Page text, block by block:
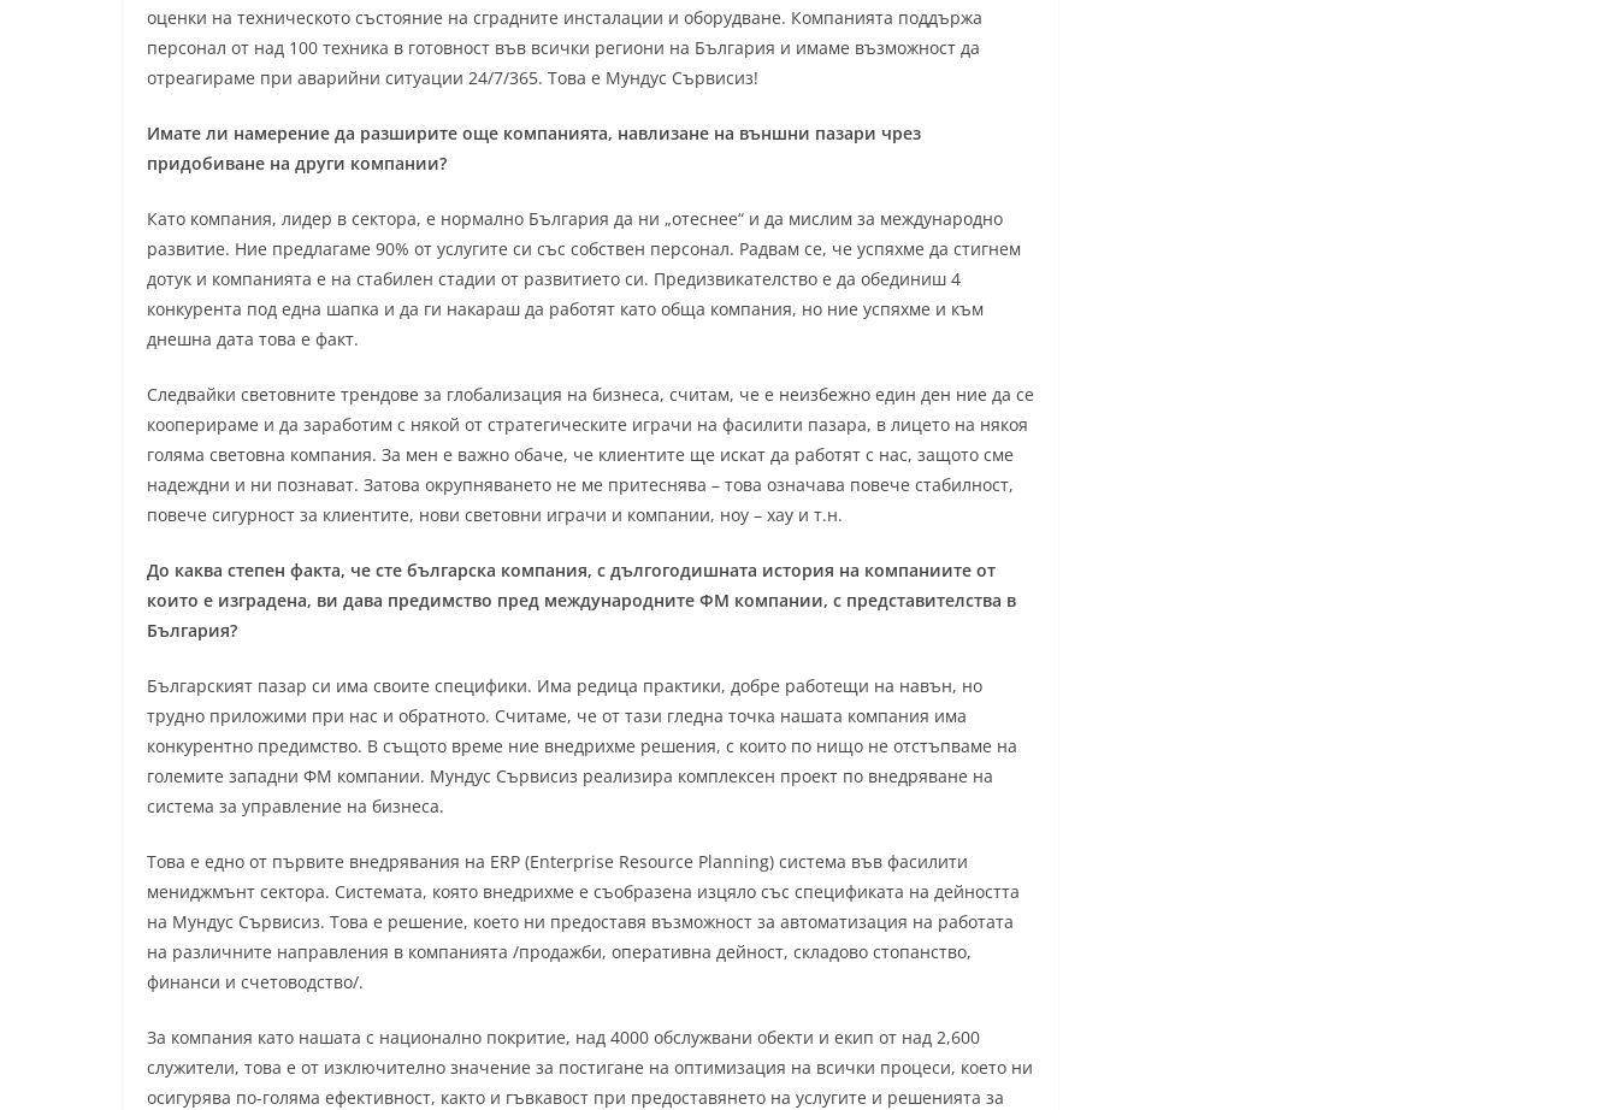
оценки на техническото състояние на сградните инсталации и оборудване. Компанията поддържа
персонал от над 100 техника в готовност във всички региони на България и имаме възможност да
отреагираме при аварийни ситуации 24/7/365. Това е Мундус Сървисиз!
Имате ли намерение да разширите още компанията, навлизане на външни пазари чрез
придобиване на други компании?
Като компания, лидер в сектора, е нормално България да ни „отеснее“ и да мислим за международно
развитие. Ние предлагаме 90% от услугите си със собствен персонал. Радвам се, че успяхме да стигнем
дотук и компанията е на стабилен стадии от развитието си. Предизвикателство е да обединиш 4
конкурента под една шапка и да ги накараш да работят като обща компания, но ние успяхме и към
днешна дата това е факт.
Следвайки световните трендове за глобализация на бизнеса, считам, че е неизбежно един ден ние да се
кооперираме и да заработим с някой от стратегическите играчи на фасилити пазара, в лицето на някоя
голяма световна компания. За мен е важно обаче, че клиентите ще искат да работят с нас, защото сме
надеждни и ни познават. Затова окрупняването не ме притеснява – това означава повече стабилност,
повече сигурност за клиентите, нови световни играчи и компании, ноу – хау и т.н.
До каква степен факта, че сте българска компания, с дългогодишната история на компаниите от
които е изградена, ви дава предимство пред международните ФМ компании, с представителства в
България?
Българският пазар си има своите специфики. Има редица практики, добре работещи на навън, но
трудно приложими при нас и обратното. Считаме, че от тази гледна точка нашата компания има
конкурентно предимство. В същото време ние внедрихме решения, с които по нищо не отстъпваме на
големите западни ФМ компании. Мундус Сървисиз реализира комплексен проект по внедряване на
система за управление на бизнеса.
Това е едно от първите внедрявания на ERP (Enterprise Resource Planning) система във фасилити
мениджмънт сектора. Системата, която внедрихме е съобразена изцяло със спецификата на дейността
на Мундус Сървисиз. Това е решение, което ни предоставя възможност за автоматизация на работата
на различните направления в компанията /продажби, оперативна дейност, складово стопанство,
финанси и счетоводство/.
За компания като нашата с национално покритие, над 4000 обслужвани обекти и екип от над 2,600
служители, това е от изключително значение за постигане на оптимизация на всички процеси, което ни
осигурява по-голяма ефективност, както и гъвкавост при предоставянето на услугите и решенията за